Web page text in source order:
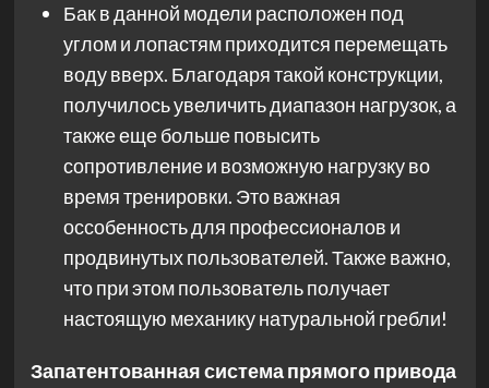
Бак в данной модели расположен под
углом и лопастям приходится перемещать
воду вверх. Благодаря такой конструкции,
получилось увеличить диапазон нагрузок, а
также еще больше повысить
сопротивление и возможную нагрузку во
время тренировки. Это важная
оссобенность для профессионалов и
продвинутых пользователей. Также важно,
что при этом пользователь получает
настоящую механику натуральной гребли!
Запатентованная система прямого привода